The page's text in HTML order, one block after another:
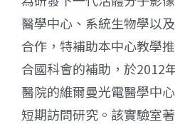
醫學中心、系統生物學以
合作，特補助本中心教學
合國科會的補助，於2012
醫院的維爾曼光電醫學中
短期訪問研究。該實驗室